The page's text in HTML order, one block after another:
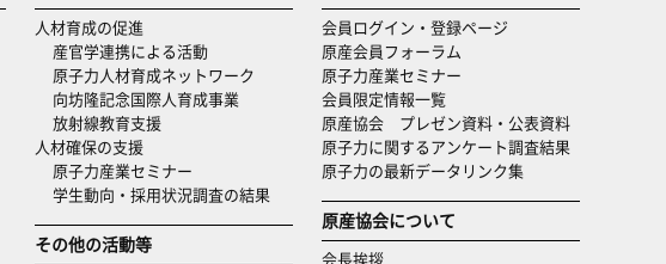
人材育成の促進
産官学連携による活動
原子力人材育成ネットワーク
向坊隆記念国際人育成事業
放射線教育支援
人材確保の支援
原子力産業セミナー
学生動向・採用状況調査の結果
その他の活動等
会員ログイン・登録ページ
原産会員フォーラム
原子力産業セミナー
会員限定情報一覧
原産協会 プレゼン資料・公表資料
原子力に関するアンケート調査結果
原子力の最新データリンク集
原産協会について
会長挨拶